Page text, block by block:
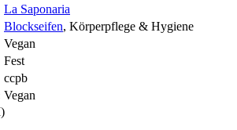
La Saponaria
Blockseifen, Körperpflege & Hygiene
Vegan
Fest
ccpb
Vegan